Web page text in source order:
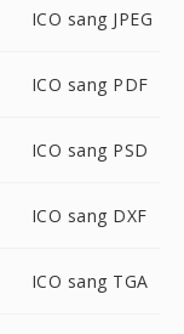
ICO sang JPEG
ICO sang PDF
ICO sang PSD
ICO sang DXF
ICO sang TGA